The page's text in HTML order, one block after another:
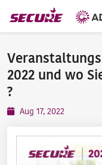
2022 und wo
?️
Aug 17, 2022